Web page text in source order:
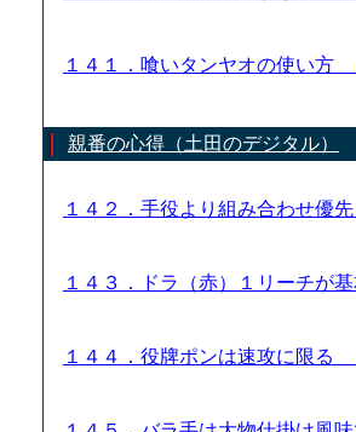
１４１．喰いタンヤオの使い方
親番の心得（土田のデジタル）
１４２．手役より組み合わせ優
１４３．ドラ（赤）１リーチが
１４４．役牌ポンは速攻に限る